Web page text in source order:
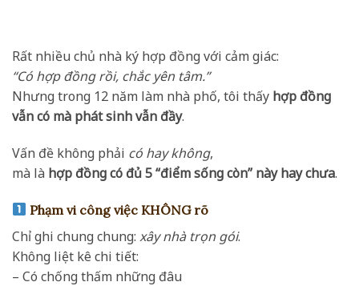
Rất nhiều chủ nhà ký hợp đồng với cảm giác:
“Có hợp đồng rồi, chắc yên tâm.”
Nhưng trong 12 năm làm nhà phố, tôi thấy hợp đồng
vẫn có mà phát sinh vẫn đầy.
Vấn đề không phải có hay không,
mà là hợp đồng có đủ 5 “điểm sống còn” này hay chưa.
Phạm vi công việc KHÔNG rõ
Chỉ ghi chung chung: xây nhà trọn gói.
Không liệt kê chi tiết:
– Có chống thấm những đâu